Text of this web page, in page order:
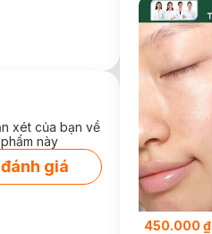
xét của bạn về
này
giá
450.000 ₫